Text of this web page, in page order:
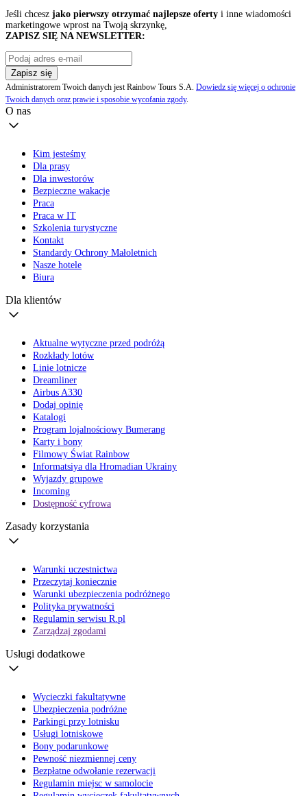
Jeśli chcesz jako pierwszy otrzymać najlepsze oferty i inne wiadomości
marketingowe wprost na Twoją skrzynkę,
ZAPISZ SIĘ NA NEWSLETTER:
Zapisz się
Administratorem Twoich danych jest Rainbow Tours S.A. Dowiedz się więcej o ochronie
Twoich danych oraz prawie i sposobie wycofania zgody.
O nas
Kim jesteśmy
Dla prasy
Dla inwestorów
Bezpieczne wakacje
Praca
Praca w IT
Szkolenia turystyczne
Kontakt
Standardy Ochrony Małoletnich
Nasze hotele
Biura
Dla klientów
Aktualne wytyczne przed podróżą
Rozkłady lotów
Linie lotnicze
Dreamliner
Airbus A330
Dodaj opinię
Katalogi
Program lojalnościowy Bumerang
Karty i bony
Filmowy Świat Rainbow
Informatsiya dla Hromadian Ukrainy
Wyjazdy grupowe
Incoming
Dostępność cyfrowa
Zasady korzystania
Warunki uczestnictwa
Przeczytaj koniecznie
Warunki ubezpieczenia podróżnego
Polityka prywatności
Regulamin serwisu R.pl
Zarządzaj zgodami
Usługi dodatkowe
Wycieczki fakultatywne
Ubezpieczenia podróżne
Parkingi przy lotnisku
Usługi lotniskowe
Bony podarunkowe
Pewność niezmiennej ceny
Bezpłatne odwołanie rezerwacji
Regulamin miejsc w samolocie